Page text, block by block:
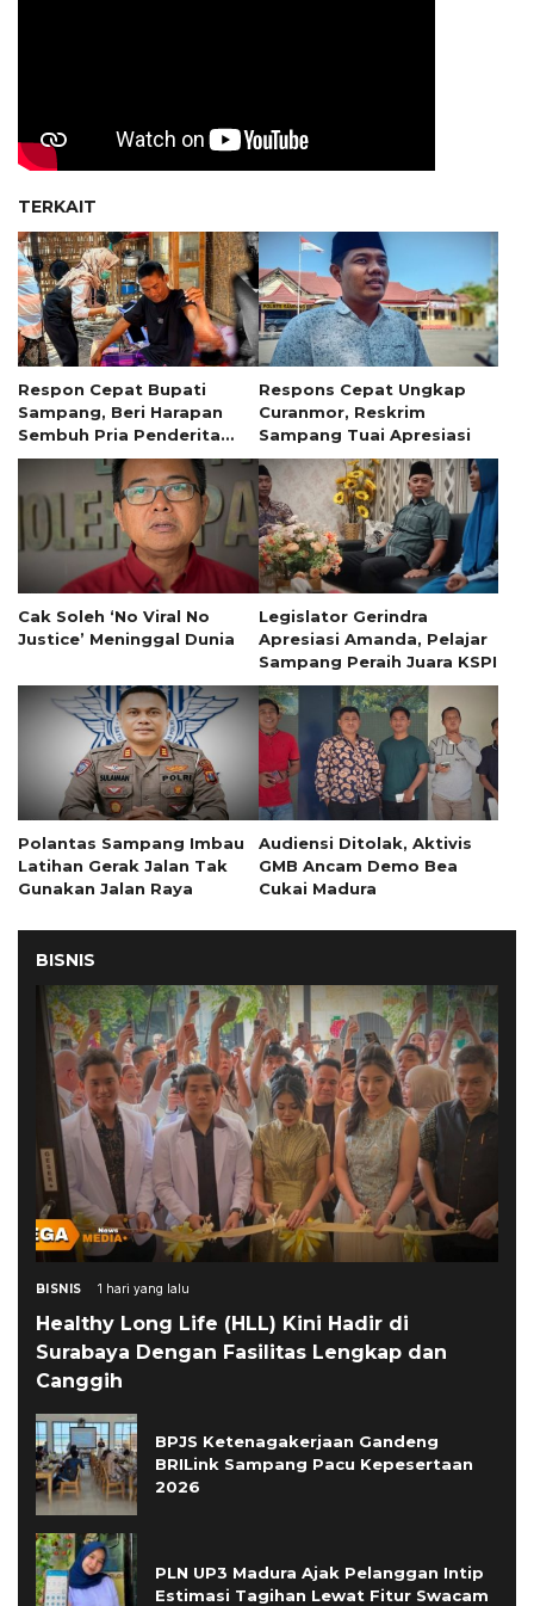
TERKAIT
Respon Cepat Bupati
Sampang, Beri Harapan
Sembuh Pria Penderita
Tumor 13 Tahun
Respons Cepat Ungkap
Curanmor, Reskrim
Sampang Tuai Apresiasi
Cak Soleh ‘No Viral No
Justice’ Meninggal Dunia
Legislator Gerindra
Apresiasi Amanda, Pelajar
Sampang Peraih Juara KSPI
Polantas Sampang Imbau
Latihan Gerak Jalan Tak
Gunakan Jalan Raya
Audiensi Ditolak, Aktivis
GMB Ancam Demo Bea
Cukai Madura
BISNIS
BISNIS 1 hari yang lalu
Healthy Long Life (HLL) Kini Hadir di
Surabaya Dengan Fasilitas Lengkap dan
Canggih
BPJS Ketenagakerjaan Gandeng
BRILink Sampang Pacu Kepesertaan
2026
PLN UP3 Madura Ajak Pelanggan Intip
Estimasi Tagihan Lewat Fitur Swacam